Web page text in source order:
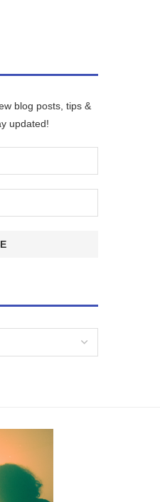
blog posts, tips &
updated!